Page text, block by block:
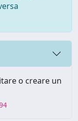
o creare un